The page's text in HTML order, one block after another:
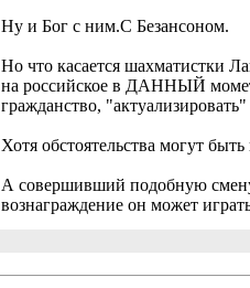
Ну и Бог с ним.С Безансоном.
Но что касается шахматистки
на российское в ДАННЫЙ момет
гражданство,
Хотя обстоятельства могут
А совершивший подобную
вознаграждение он может